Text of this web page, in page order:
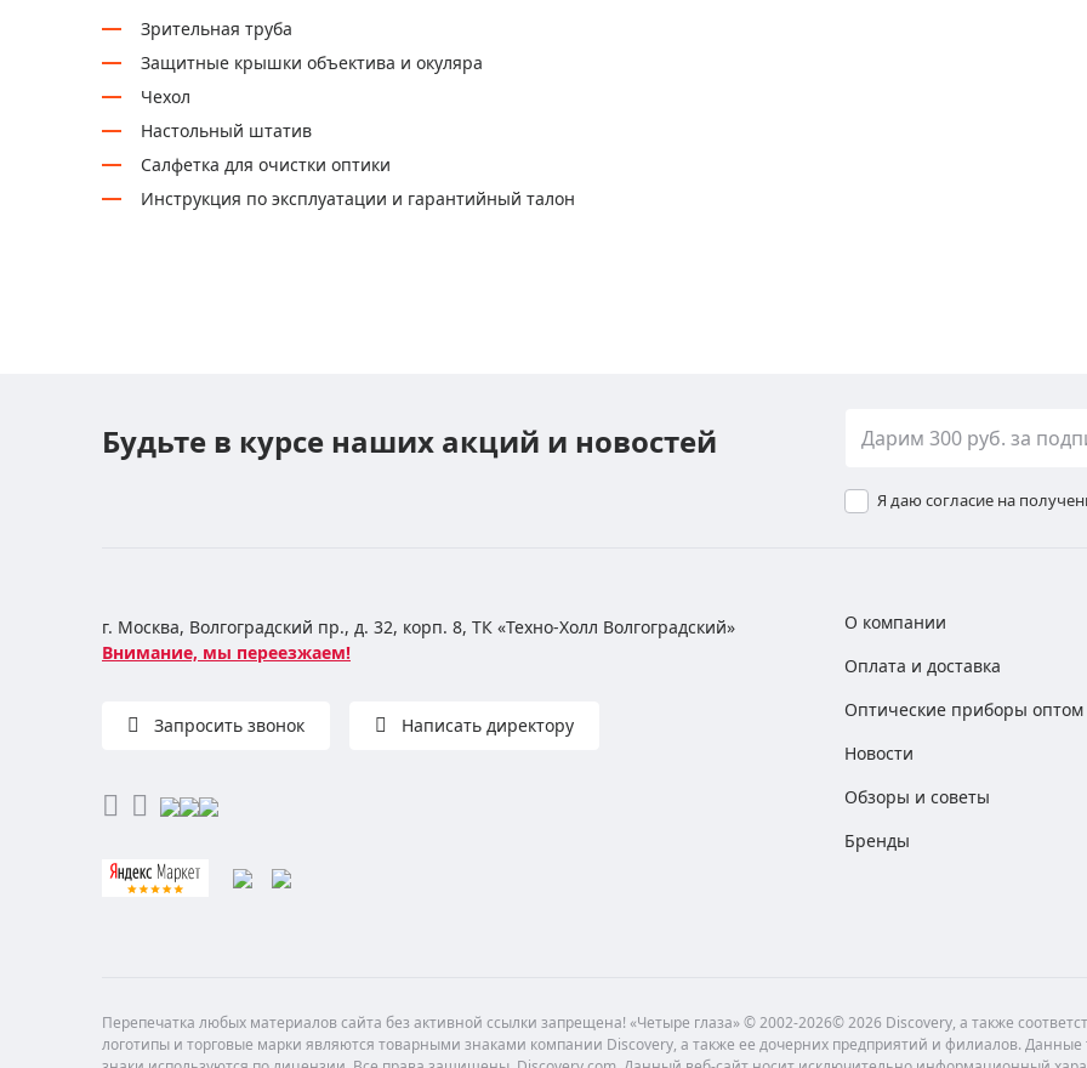
Зрительная труба
Защитные крышки объектива и окуляра
Чехол
Настольный штатив
Салфетка для очистки оптики
Инструкция по эксплуатации и гарантийный талон
Будьте в курсе наших акций и новостей
Я даю согласие на
г. Москва, Волгоградский пр., д. 32, корп. 8, ТК «Техно-Холл Волгоградский»
Внимание, мы переезжаем!
Запросить звонок Написать директору
О компании
Оплата и доставка
Оптические приборы оптом
Новости
Обзоры и советы
Бренды
Перепечатка любых материалов сайта без активной ссылки запрещена! «Четыре глаза» © 2002-2026© 2026 Discovery, а также
логотипы и торговые марки являются товарными знаками компании Discovery, а также ее дочерних предприятий и филиалов. Данные